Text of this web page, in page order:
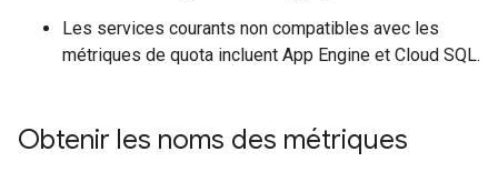
Les services courants non compatibles avec les
métriques de quota incluent App Engine et Cloud SQL.
Obtenir les noms des métriques